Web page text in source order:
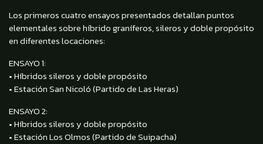
Los primeros cuatro ensayos presentados detallan puntos
elementales sobre híbrido graníferos, sileros y doble propósito
en diferentes locaciones:
ENSAYO 1:
• Híbridos sileros y doble propósito
• Estación San Nicoló (Partido de Las Heras)
ENSAYO 2:
• Híbridos sileros y doble propósito
• Estación Los Olmos (Partido de Suipacha)